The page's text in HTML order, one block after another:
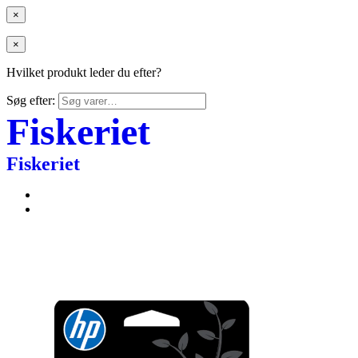
×
×
Hvilket produkt leder du efter?
Søg efter:
Fiskeriet
Fiskeriet